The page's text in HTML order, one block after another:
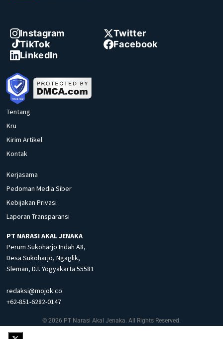
Instagram
Twitter
TikTok
Facebook
LinkedIn
Tentang
Kru
Kirim Artikel
Kontak
Kerjasama
Pedoman Media Siber
Kebijakan Privasi
Laporan Transparansi
PT NARASI AKAL JENAKA
Perum Sukoharjo Indah A8,
Desa Sukoharjo, Ngaglik,
Sleman, D.I. Yogyakarta 55581
redaksi@mojok.co
+62-851-6282-0147
© 2026 PT Narasi Akal Jenaka. All Rights Reserved.